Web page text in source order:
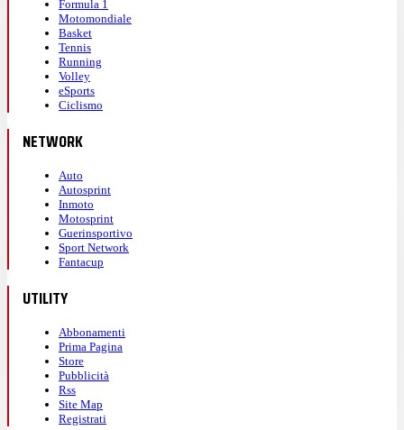
Formula 1
Motomondiale
Basket
Tennis
Running
Volley
eSports
Ciclismo
NETWORK
Auto
Autosprint
Inmoto
Motosprint
Guerinsportivo
Sport Network
Fantacup
UTILITY
Abbonamenti
Prima Pagina
Store
Pubblicità
Rss
Site Map
Registrati